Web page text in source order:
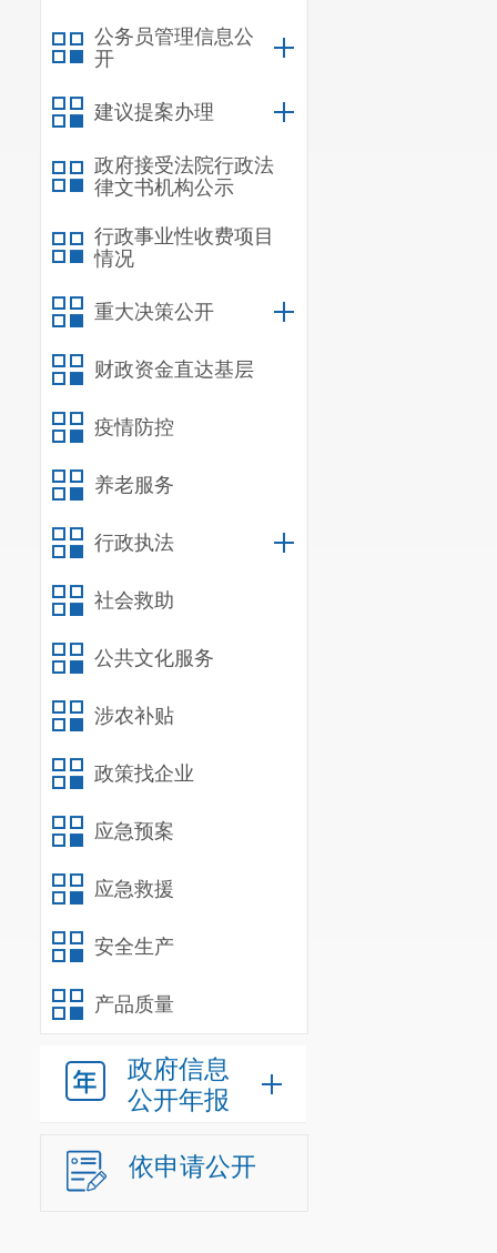
公务员管理信息公
开
建议提案办理
政府接受法院行政法
律文书机构公示
行政事业性收费项目
情况
重大决策公开
财政资金直达基层
疫情防控
养老服务
行政执法
社会救助
公共文化服务
涉农补贴
政策找企业
应急预案
应急救援
安全生产
产品质量
政府信息
公开年报
依申请公开